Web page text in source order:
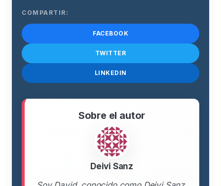
COMPARTIR:
FACEBOOK
TWITTER
LINKEDIN
Sobre el autor
Deivi Sanz